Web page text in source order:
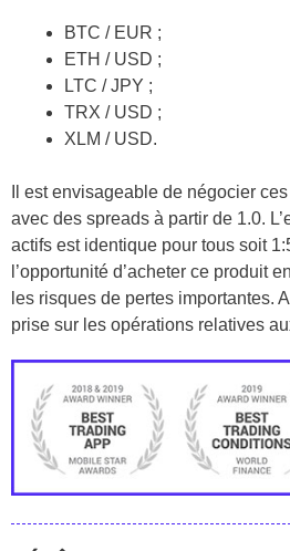
BTC / EUR ;
ETH / USD ;
LTC / JPY ;
TRX / USD ;
XLM / USD.
Il est envisageable de négocier
avec des spreads à partir de 1.0.
actifs est identique pour tous soit
l’opportunité d’acheter ce produit
les risques de pertes importantes.
prise sur les opérations relatives